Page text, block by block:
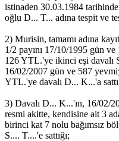
istinaden 30.03.1984
oğlu D... T... adına tespit ve
2) Murisin, tamamı adına
1/2 payını 17/10/1995 gün
126 YTL.'ye ikinci eşi davalı
16/02/2007 gün ve 587
YTL.'ye davalı D... K...'a
3) Davalı D... K...'ın, 16/02/
resmi akitte, kendisine ait 3
birinci kat 7 nolu bağımsız
S.... T....'e sattığı;